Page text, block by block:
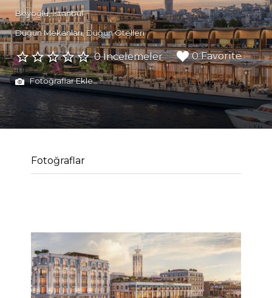
Beyoğlu, İstanbul
Düğün Mekanları Düğün Otelleri
0 İncelemeler 0 Favorite
Fotoğraflar Ekle
Fotoğraflar